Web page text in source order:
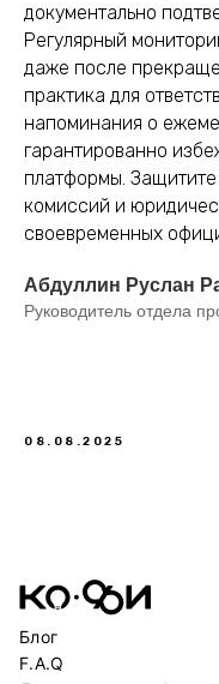
документально
Регулярный
даже после
практика для
напоминания о
гарантированно
платформы.
комиссий и
своевременных
Абдуллин Руслан
Руководитель отдела
08.08.2025
Блог
F.A.Q